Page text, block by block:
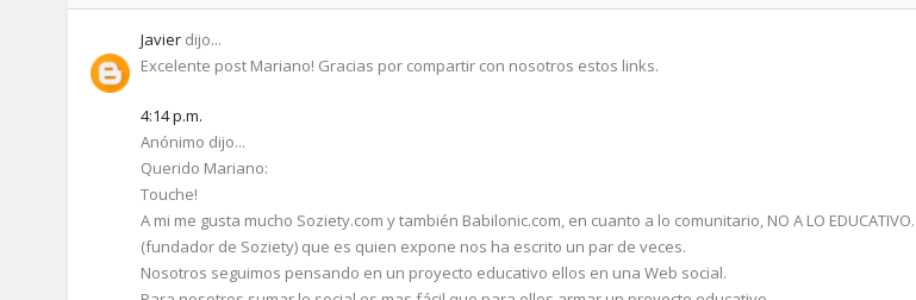
Javier dijo...
Excelente post Mariano! Gracias por compartir con nosotros estos links.
4:14 p.m.
Anónimo dijo...
Querido Mariano:
Touche!
A mi me gusta mucho Soziety.com y también Babilonic.com, en cuanto a lo comunitario, NO A LO
(fundador de Soziety) que es quien expone nos ha escrito un par de veces.
Nosotros seguimos pensando en un proyecto educativo ellos en una Web social.